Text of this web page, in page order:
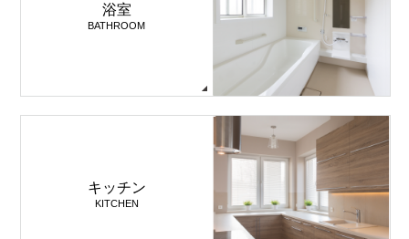
浴室
BATHROOM
キッチン
KITCHEN